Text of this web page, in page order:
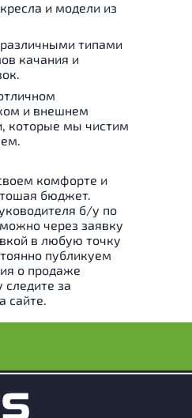
и модели из
типами
качания и
и внешнем
которые мы чистим
комфорте и
бюджет.
б/у по
через заявку
в любую точку
публикуем
о продаже
за
сайте.